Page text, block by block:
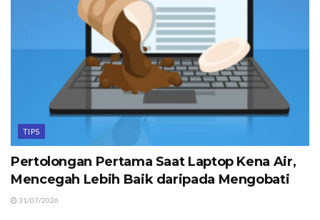
TIPS
Pertolongan Pertama Saat Laptop Kena Air,
Mencegah Lebih Baik daripada Mengobati
31/07/2026